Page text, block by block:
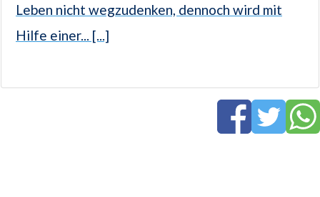
Leben nicht wegzudenken, dennoch wird mit
Hilfe einer... [...]